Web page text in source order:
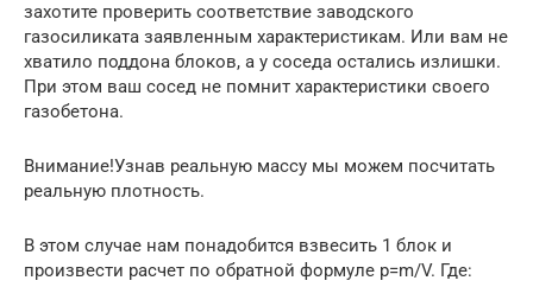
захотите проверить соответствие заводского
газосиликата заявленным характеристикам. Или вам не
хватило поддона блоков, а у соседа остались излишки.
При этом ваш сосед не помнит характеристики своего
газобетона.
Внимание!Узнав реальную массу мы можем посчитать
реальную плотность.
В этом случае нам понадобится взвесить 1 блок и
произвести расчет по обратной формуле p=m/V. Где: